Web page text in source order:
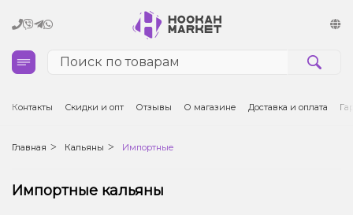
Кальяны
Табак для кальяна и кальянные смеси
Контакты Скидки и опт Отзывы О магазине Доставка и оплата
Главная Кальяны Импортные
Импортные кальяны